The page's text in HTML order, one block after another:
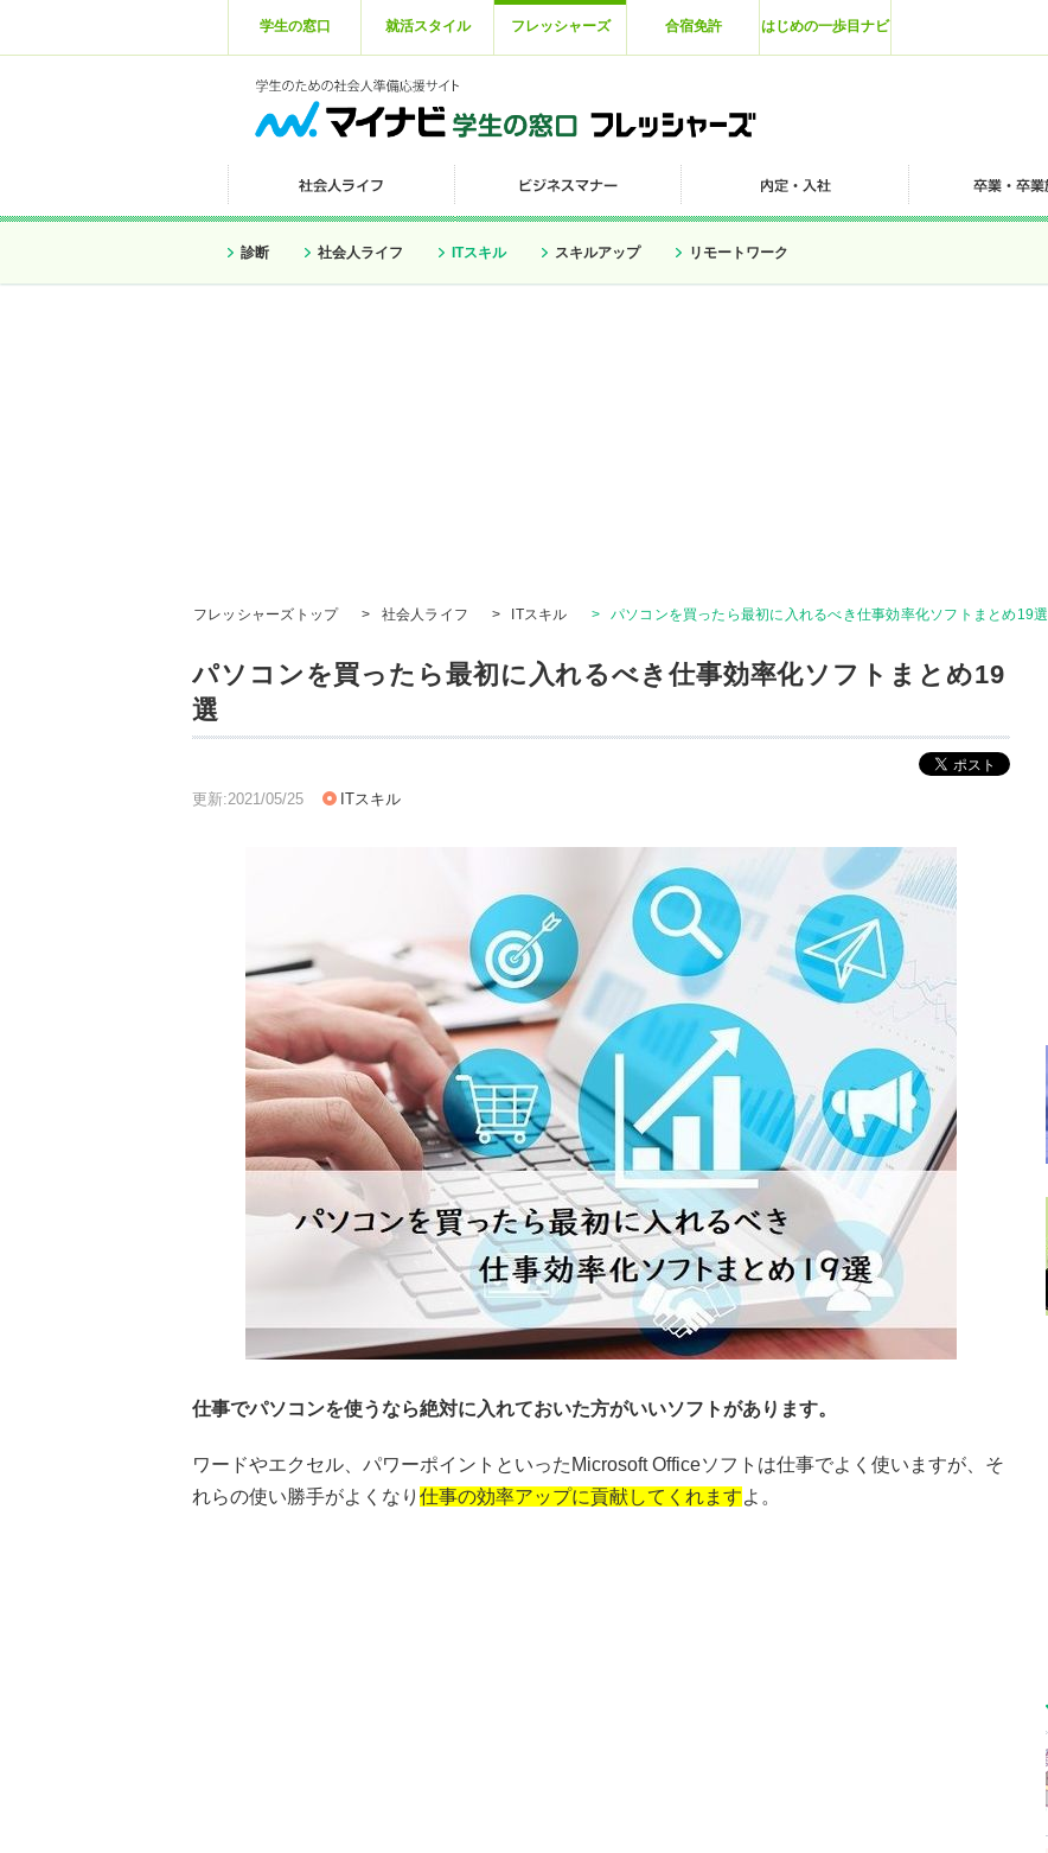
学生の窓口 就活スタイル フレッシャーズ 合宿免許 はじめの一歩目ナビ
診断 社会人ライフ ITスキル スキルアップ リモートワーク
フレッシャーズトップ > 社会人ライフ > ITスキル > パソコンを買ったら最初に入れるべき仕事効率化ソフトまとめ19選
パソコンを買ったら最初に入れるべき仕事効率化ソフトまとめ19
選
更新:2021/05/25 ITスキル
仕事でパソコンを使うなら絶対に入れておいた方がいいソフトがあります。
ワードやエクセル、パワーポイントといったMicrosoft Officeソフトは仕事でよく使いますが、そ
れらの使い勝手がよくなり 仕事の効率アップに貢献してくれますよ。